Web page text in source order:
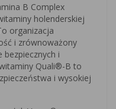
B Complex
holenderskiej
organizacja
i zrównoważony
i
Quali®-B to
i wysokiej